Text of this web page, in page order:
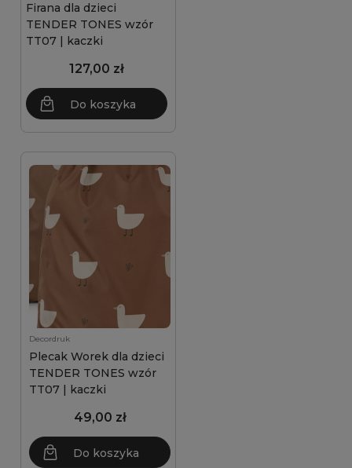
Firana dla dzieci
TENDER TONES wzór
TT07 | kaczki
127,00 zł
Do koszyka
Decordruk
Plecak Worek dla dzieci
TENDER TONES wzór
TT07 | kaczki
49,00 zł
Do koszyka